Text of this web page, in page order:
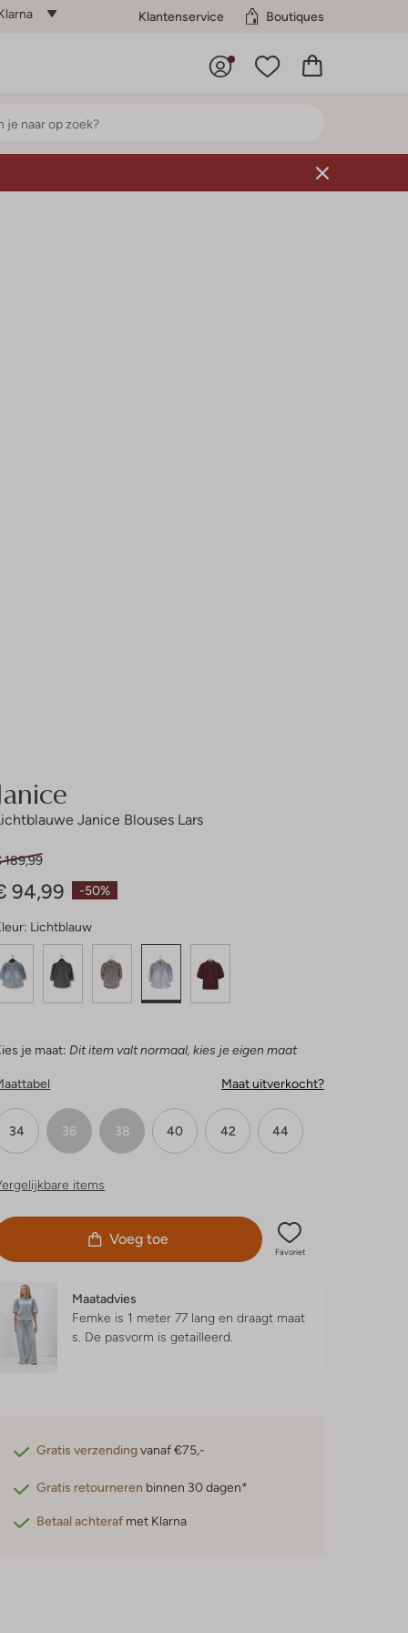
Klantenservice Boutiques
Janice Blouses Lars
-50%
189,99
94,99
Lichtblauw
je maat: Dit item valt normaal, kies je eigen maat
Maat uitverkocht?
34 36 38 40 42 44
items
Voeg toe
Favoriet
Maatadvies
Femke is 1 meter 77 lang en draagt maat
s. De pasvorm isgetailleerd
Gratis verzendingvanaf €75,-
Gratis retourneren binnen 30 dagen*
Betaal achteraf met Klarna